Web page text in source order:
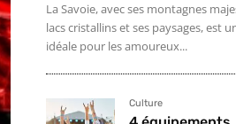
La Savoie, avec ses montagnes
lacs cristallins et ses paysages, est
idéale pour les amoureux...
Culture